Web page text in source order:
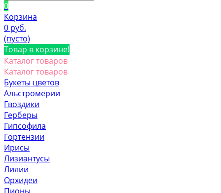
0
Корзина
0 руб.
(пусто)
Товар в корзине!
Каталог товаров
Каталог товаров
Букеты цветов
Альстромерии
Гвоздики
Герберы
Гипсофила
Гортензии
Ирисы
Лизиантусы
Лилии
Орхидеи